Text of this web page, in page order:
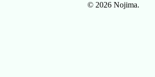
© 2026 Nojima.